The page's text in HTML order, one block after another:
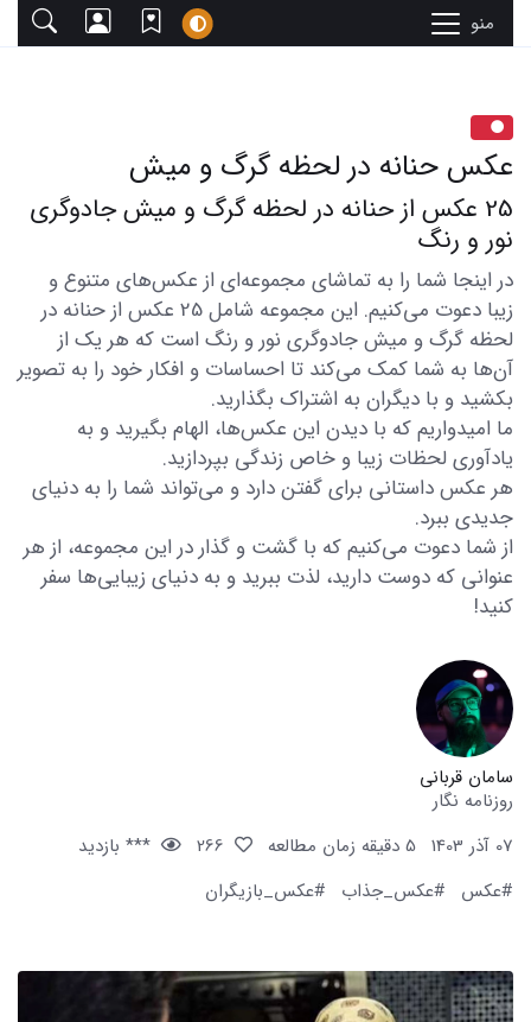
منو
عکس حنانه در لحظه گرگ و میش
25 عکس از حنانه در لحظه گرگ و میش جادوگری
نور و رنگ
در اینجا شما را به تماشای مجموعه‌ای از عکس‌های متنوع و
زیبا دعوت می‌کنیم. این مجموعه شامل 25 عکس از حنانه در
لحظه گرگ و میش جادوگری نور و رنگ است که هر یک از
آن‌ها به شما کمک می‌کند تا احساسات و افکار خود را به تصویر
بکشید و با دیگران به اشتراک بگذارید.
ما امیدواریم که با دیدن این عکس‌ها، الهام بگیرید و به
یادآوری لحظات زیبا و خاص زندگی بپردازید.
هر عکس داستانی برای گفتن دارد و می‌تواند شما را به دنیای
جدیدی ببرد.
از شما دعوت می‌کنیم که با گشت و گذار در این مجموعه، از هر
عنوانی که دوست دارید، لذت ببرید و به دنیای زیبایی‌ها سفر
کنید!
سامان قربانی
روزنامه نگار
07 آذر 1403
5 دقیقه زمان مطالعه
*** بازدید
#عکس
#عکس_جذاب #عکس_بازیگران